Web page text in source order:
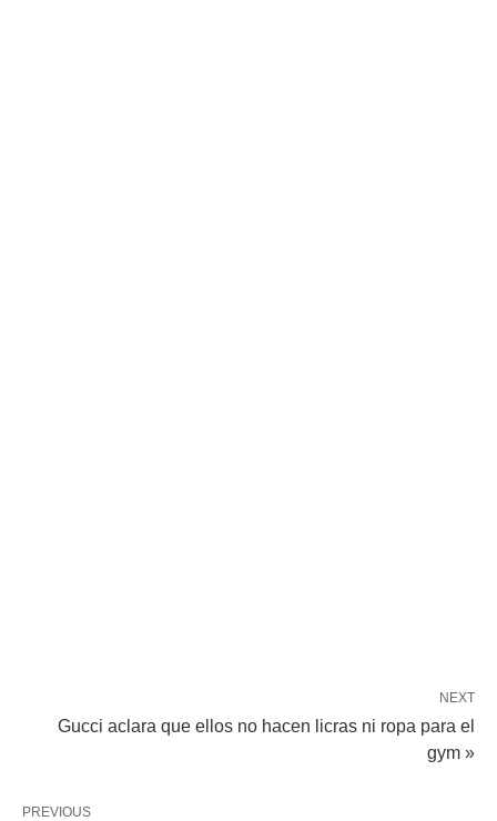
NEXT
Gucci aclara que ellos no hacen licras ni ropa para el
gym »
PREVIOUS